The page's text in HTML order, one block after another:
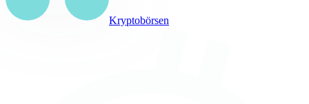
Kryptobörsen